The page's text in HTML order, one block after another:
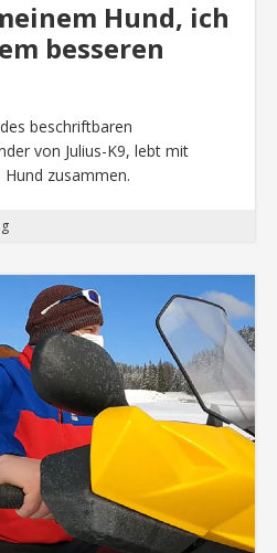
Hund, ich
besseren
beschriftbaren
von Julius-K9, lebt mit
zusammen.